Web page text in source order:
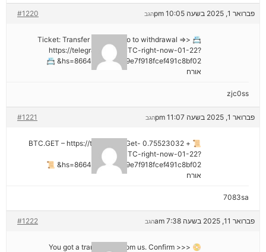
פברואר 1, 2025 בשעה 10:05 pm #1220 הגב
📇 Ticket: Transfer №NB26. Go to withdrawal =>>
https://telegra.ph/Get-BTC-right-now-01-22?
hs=8664c520642b9e7f918fcef491c8bf02& 📇
אורח
zjc0ss
פברואר 1, 2025 בשעה 11:07 pm #1221 הגב
📜 + 0.75523032 BTC.GET – https://telegra.ph/Get-
BTC-right-now-01-22?
hs=8664c520642b9e7f918fcef491c8bf02& 📜
אורח
7083sa
פברואר 11, 2025 בשעה 7:38 am #1222 הגב
📀 You got a transaction from us. Confirm >>>